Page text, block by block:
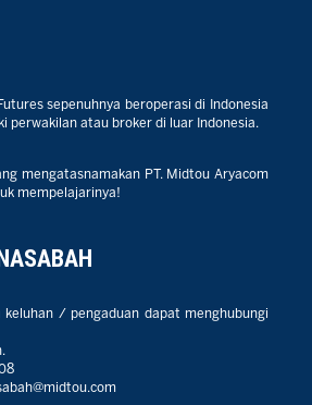
sepenuhnya beroperasi di Indonesia
perwakilan atau broker di luar Indonesia.
mengatasnamakan PT. Midtou Aryacom
mempelajarinya!
keluhan / pengaduan dapat menghubungi